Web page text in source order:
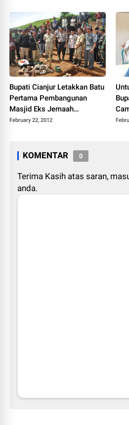
Bupati Cianjur Letakkan Batu
Pertama Pembangunan
Masjid Eks Jemaah
Ahmadiah
February 22, 2012
KOMENTAR 0
Terima Kasih atas saran,
anda.